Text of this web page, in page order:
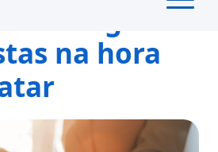
as categorias
na hora